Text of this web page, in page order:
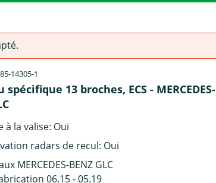
14305-1
spécifique 13 broches, ECS - MERCEDES-
à la valise: Oui
radars de recul: Oui
MERCEDES-BENZ GLC
06.15 - 05.19